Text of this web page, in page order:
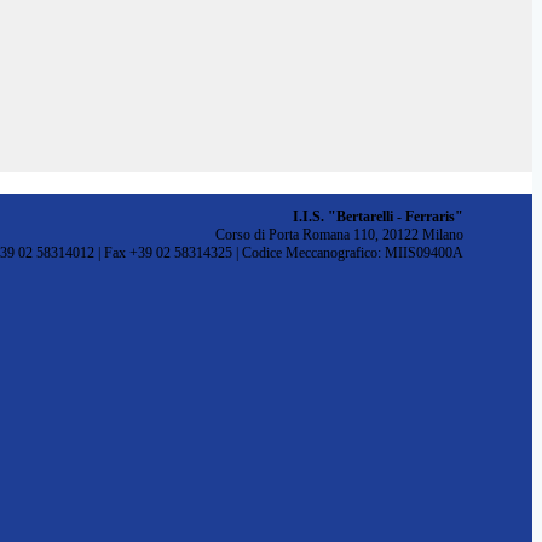
I.I.S. "Bertarelli - Ferraris"
Corso di Porta Romana 110, 20122 Milano
02 58314012 | Fax +39 02 58314325 | Codice Meccanografico: MIIS09400A